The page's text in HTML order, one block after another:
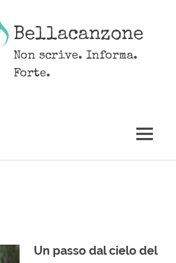
Bellacanzone
Non scrive. Informa.
Forte.
MENU
Un passo dal cielo del